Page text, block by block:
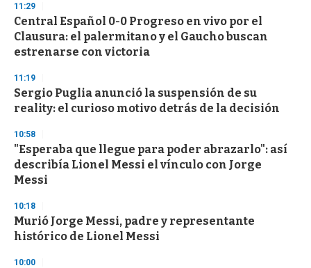
d
s
o
f
3
s
e
c
o
d
s
11:29
Central Español 0-0 Progreso en vivo por el
Clausura: el palermitano y el Gaucho buscan
estrenarse con victoria
11:19
Sergio Puglia anunció la suspensión de su
reality: el curioso motivo detrás de la decisión
10:58
"Esperaba que llegue para poder abrazarlo": así
describía Lionel Messi el vínculo con Jorge
Messi
10:18
Murió Jorge Messi, padre y representante
histórico de Lionel Messi
10:00